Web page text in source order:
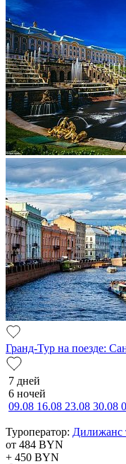
Гранд-Тур на поезде:
7 дней
6 ночей
09.08 16.08 23.08 30.08
Туроператор: Дилижанс
от 484 BYN
+ 450 BYN